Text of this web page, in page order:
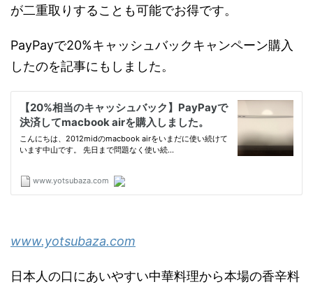
が二重取りすることも可能でお得です。
PayPayで20%キャッシュバックキャンペーン購入
したのを記事にもしました。
www.yotsubaza.com
日本人の口にあいやすい中華料理から本場の香辛料